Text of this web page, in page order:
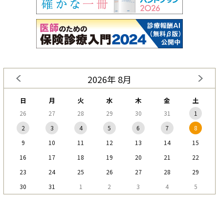
2026年 8月
日 月 火 水 木 金 土
26 27 28 29 30 31
1
2
3 4 5 6 7
8
9
10 11 12 13 14
15
16
17 18 19 20 21
22
23
24 25 26 27 28
29
30
31 1 2 3 4 5